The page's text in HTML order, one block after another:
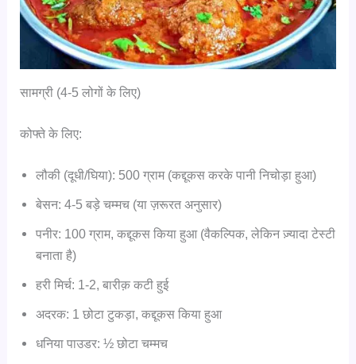
सामग्री (4-5 लोगों के लिए)
कोफ्ते के लिए:
लौकी (दूधी/घिया): 500 ग्राम (कद्दूकस करके पानी निचोड़ा हुआ)
बेसन: 4-5 बड़े चम्मच (या ज़रूरत अनुसार)
पनीर: 100 ग्राम, कद्दूकस किया हुआ (वैकल्पिक, लेकिन ज़्यादा टेस्टी
बनाता है)
हरी मिर्च: 1-2, बारीक़ कटी हुई
अदरक: 1 छोटा टुकड़ा, कद्दूकस किया हुआ
धनिया पाउडर: ½ छोटा चम्मच